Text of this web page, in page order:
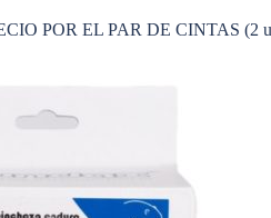
POR EL PAR DE CINTAS (2